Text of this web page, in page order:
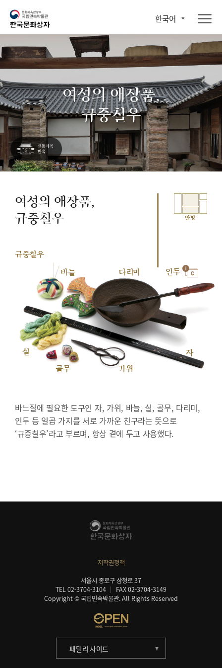
한국어
여성의 애장품,
규중칠우
여성의 애장품,
규중칠우
안방
규중칠우
바늘
다리미 인두
실
골무
가위
자
바느질에 필요한 도구인 자, 가위, 바늘, 실, 골무, 다리미,
인두 등 일곱 가지를 서로 가까운 친구라는 뜻으로
‘규중칠우’라고 부르며, 항상 곁에 두고 사용했다.
저작권정책
서울시 종로구 삼청로 37
TEL 02-3704-3104
FAX 02-3704-3149
Copyright © 국립민속박물관. All Rights Reserved
패밀리 사이트